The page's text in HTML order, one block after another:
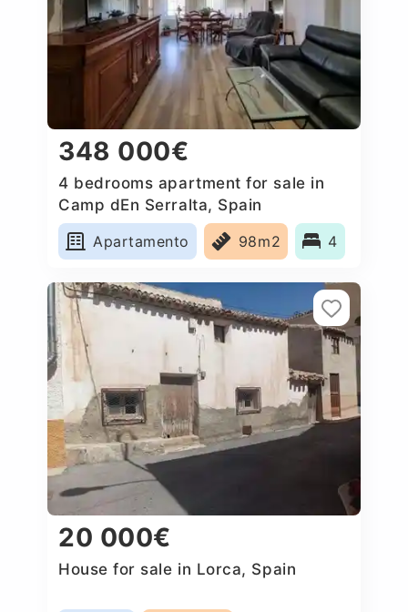
348 000€
4 bedrooms apartment for sale in
Camp dEn Serralta, Spain
Apartamento
98m2 4
20 000€
House for sale in Lorca, Spain